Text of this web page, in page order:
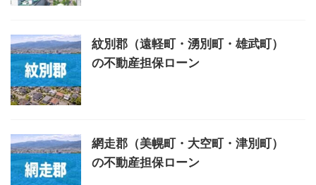
紋別郡（遠軽町・湧別町・雄武町）
の不動産担保ローン
網走郡（美幌町・大空町・津別町）
の不動産担保ローン